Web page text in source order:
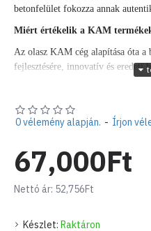
betonfelület fokozza annak
Miért értékelik a KAM
Az olasz KAM cég alapítása óta a
fejlesztésére, innovatív és eredeti
Geometrikus elegancia
letisztult vonalai és a szögletes
Kiváló minőségű alapanyag,
minőségű betonból készítették,
az időjárási viszontagságokkal
nemcsak egy praktikus eszköz,
használható marad.
Készlet: Raktáron
0 vélemény alapján. - Írjon
67,000Ft
Nettó ár: 52,756Ft